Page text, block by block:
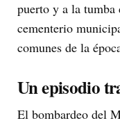
puerto y a la
cementerio
comunes de la
Un episodio
El bombardeo del